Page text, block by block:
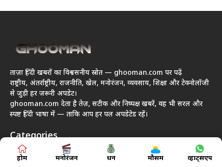
ताज़ा हिंदी खबरों का विश्वसनीय स्रोत — ghooman.com पर पढ़ें
राष्ट्रीय, अंतर्राष्ट्रीय, राजनीति, खेल, मनोरंजन, व्यवसाय, शिक्षा और टेक्नोलॉजी
से जुड़ी हर जरूरी अपडेट।
ghooman.com देता है तेज़, सटीक और निष्पक्ष खबरें, वह भी सरल और
स्पष्ट हिंदी भाषा में — ताकि आप हर पल अपडेटेड रहें।
Categories
राजनीति
होम मनोरंजन धन मौसम व्हाट्सएप